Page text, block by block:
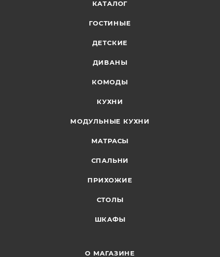
КАТАЛОГ
ГОСТИНЫЕ
ДЕТСКИЕ
ДИВАНЫ
КОМОДЫ
КУХНИ
МОДУЛЬНЫЕ КУХНИ
МАТРАСЫ
СПАЛЬНИ
ПРИХОЖИЕ
СТОЛЫ
ШКАФЫ
О МАГАЗИНЕ